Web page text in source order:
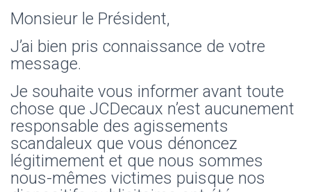
Monsieur le Président,
J’ai bien pris connaissance de votre
message.
Je souhaite vous informer avant toute
chose que JCDecaux n’est aucunement
responsable des agissements
scandaleux que vous dénoncez
légitimement et que nous sommes
nous-mêmes victimes puisque nos